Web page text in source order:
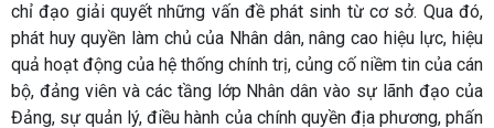
chỉ đạo giải quyết những vấn đề phát sinh từ cơ sở. Qua đó,
phát huy quyền làm chủ của Nhân dân, nâng cao hiệu lực, hiệu
quả hoạt động của hệ thống chính trị, củng cố niềm tin của cán
bộ, đảng viên và các tầng lớp Nhân dân vào sự lãnh đạo của
Đảng, sự quản lý, điều hành của chính quyền địa phương, phấn